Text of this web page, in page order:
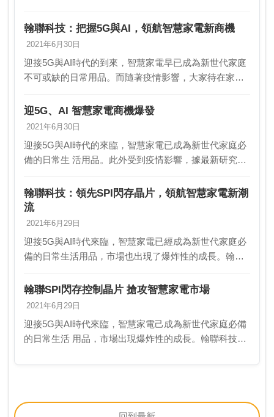
下，吸引全球跨國企業的加入，像是電動車巨擘特斯拉
（T…
翰聯科技：把握5G與AI，領航智慧家電新商機
2021年6月30日
迎接5G與AI時代的到來，智慧家電早已成為新世代家庭
不可或缺的日常用品。而隨著疫情影響，大家待在家裡
出現了爆炸性的成長。在這股趨勢下，翰聯科技也把握
住…
迎5G、AI 智慧家電商機爆發
2021年6月30日
迎接5G與AI時代的來臨，智慧家電已成為新世代家庭必
備的日常生 活用品。此外受到疫情影響，據最新研究顯
願意採用，市場出現爆炸性的成長。翰聯科技針對新…
翰聯科技：領先SPI閃存晶片，領航智慧家電新潮
流
2021年6月29日
迎接5G與AI時代來臨，智慧家電已經成為新世代家庭必
備的日常生活用品，市場也出現了爆炸性的成長。翰聯
出了高容量SPI NAND Flash Contr…
翰聯SPI閃存控制晶片 搶攻智慧家電市場
2021年6月29日
迎接5G與AI時代來臨，智慧家電己成為新世代家庭必備
的日常生活 用品，市場出現爆炸性的成長。翰聯科技針
Flash Controller（SPI…